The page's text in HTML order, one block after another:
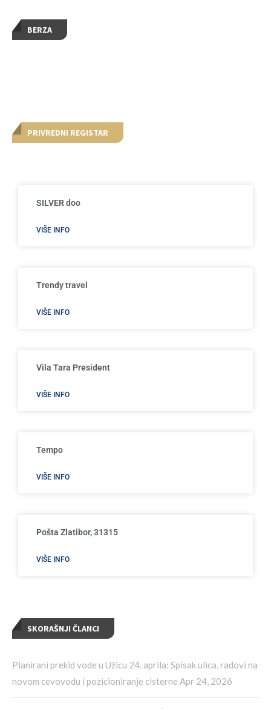
BERZA
PRIVREDNI REGISTAR
SILVER doo
VIŠE INFO
Trendy travel
VIŠE INFO
Vila Tara President
VIŠE INFO
Tempo
VIŠE INFO
Pošta Zlatibor, 31315
VIŠE INFO
SKORAŠNJI ČLANCI
Planirani prekid vode u Užicu 24. aprila: Spisak ulica, radovi na
novom cevovodu i pozicioniranje cisterne Apr 24, 2026